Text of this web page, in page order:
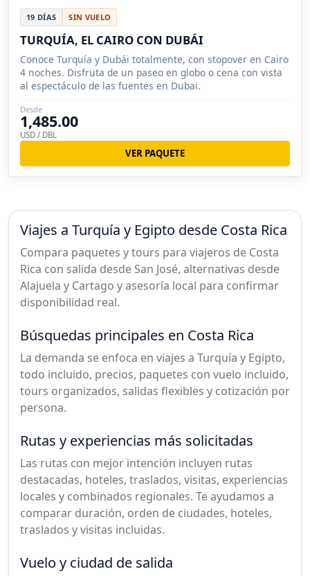
19 DÍAS SIN VUELO
TURQUÍA, EL CAIRO CON DUBÁI
Conoce Turquía y Dubái totalmente, con stopover en Cairo
4 noches. Disfruta de un paseo en globo o cena con vista
al espectáculo de las fuentes en Dubai.
Desde
1,485.00
USD / DBL
VER PAQUETE
Viajes a Turquía y Egipto desde Costa Rica
Compara paquetes y tours para viajeros de Costa
Rica con salida desde San José, alternativas desde
Alajuela y Cartago y asesoría local para confirmar
disponibilidad real.
Búsquedas principales en Costa Rica
La demanda se enfoca en viajes a Turquía y Egipto,
todo incluido, precios, paquetes con vuelo incluido,
tours organizados, salidas flexibles y cotización por
persona.
Rutas y experiencias más solicitadas
Las rutas con mejor intención incluyen rutas
destacadas, hoteles, traslados, visitas, experiencias
locales y combinados regionales. Te ayudamos a
comparar duración, orden de ciudades, hoteles,
traslados y visitas incluidas.
Vuelo y ciudad de salida